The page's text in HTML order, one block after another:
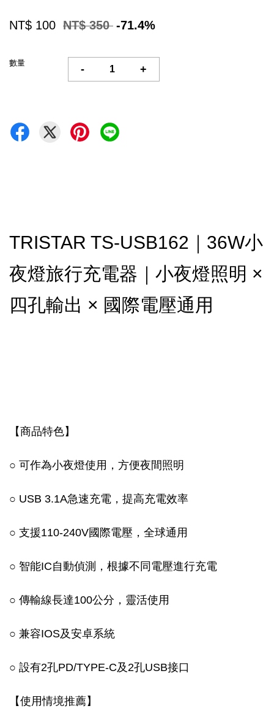
NT$ 100 NT$ 350 -71.4%
數量
- +
TRISTAR TS-USB162｜36W小
夜燈旅行充電器｜小夜燈照明 ×
四孔輸出 × 國際電壓通用
【商品特色】
○ 可作為小夜燈使用，方便夜間照明
○ USB 3.1A急速充電，提高充電效率
○ 支援110-240V國際電壓，全球通用
○ 智能IC自動偵測，根據不同電壓進行充電
○ 傳輸線長達100公分，靈活使用
○ 兼容IOS及安卓系統
○ 設有2孔PD/TYPE-C及2孔USB接口
【使用情境推薦】